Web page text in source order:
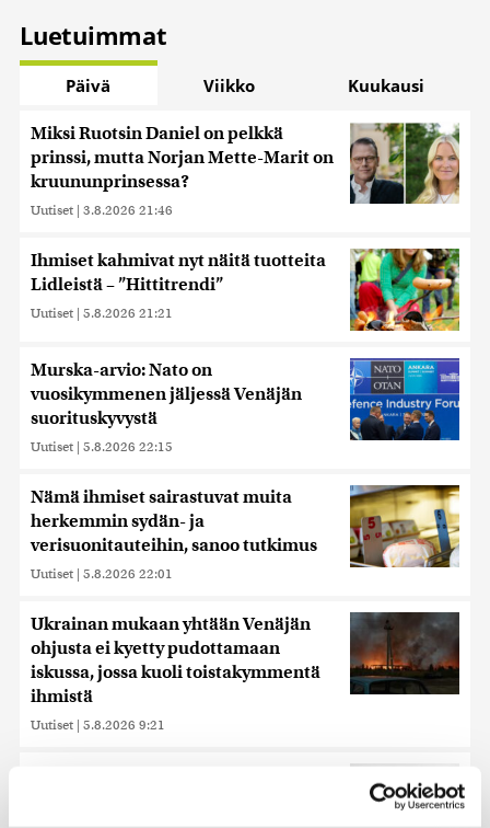
Luetuimmat
Päivä Viikko Kuukausi
Miksi Ruotsin Daniel on pelkkä
prinssi, mutta Norjan Mette-Marit on
kruununprinsessa?
Uutiset | 3.8.2026 21:46
Ihmiset kahmivat nyt näitä tuotteita
Lidleistä – ”Hittitrendi”
Uutiset | 5.8.2026 21:21
Murska-arvio: Nato on
vuosikymmenen jäljessä Venäjän
suorituskyvystä
Uutiset | 5.8.2026 22:15
Nämä ihmiset sairastuvat muita
herkemmin sydän- ja
verisuonitauteihin, sanoo tutkimus
Uutiset | 5.8.2026 22:01
Ukrainan mukaan yhtään Venäjän
ohjusta ei kyetty pudottamaan
iskussa, jossa kuoli toistakymmentä
ihmistä
Uutiset | 5.8.2026 9:21